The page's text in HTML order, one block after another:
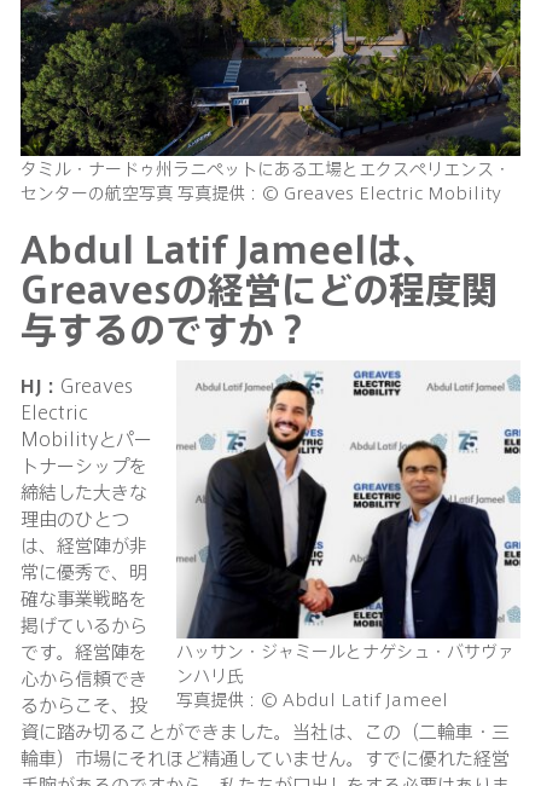
タミル・ナードゥ州ラニペットにある工場とエクスペリエンス・
センターの航空写真 写真提供：© Greaves Electric Mobility
Abdul Latif Jameelは、
Greavesの経営にどの程度関
与するのですか？
ハッサン・ジャミールとナゲシュ・バサヴァ
ンハリ氏
写真提供：© Abdul Latif Jameel
HJ： Greaves
Electric
Mobilityとパー
トナーシップを
締結した大きな
理由のひとつ
は、経営陣が非
常に優秀で、明
確な事業戦略を
掲げているから
です。経営陣を
心から信頼でき
るからこそ、投
資に踏み切ることができました。当社は、この（二輪車・三
輪車）市場にそれほど精通していません。すでに優れた経営